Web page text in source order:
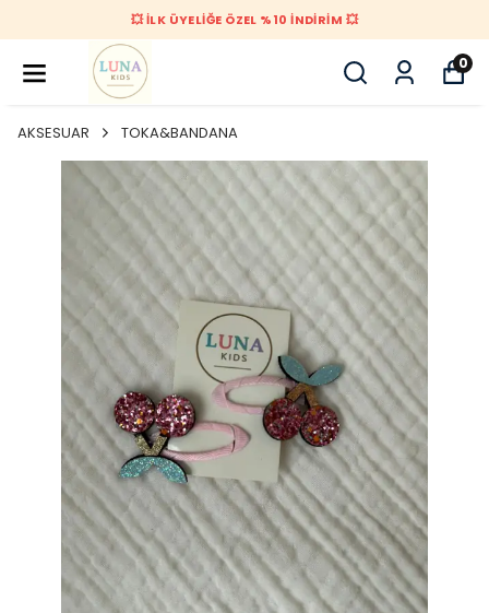
💥 İLK ÜYELİĞE ÖZEL %10 İNDİRİM 💥
0
AKSESUAR TOKA&BANDANA